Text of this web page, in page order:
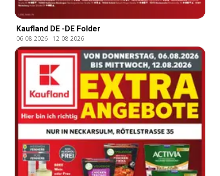
Kaufland DE -DE Folder
06-08-2026- 12-08-2026